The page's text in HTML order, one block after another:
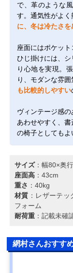
で、革のような
す。通気性がよく
に、冬は冷たさ
座面にはポケッ
ひじ掛けには、
り心地を実現。
り、モダンな雰囲
も比較的しやすい
ヴィンテージ感
あわせやすく、
の椅子としてもよ
サイズ：幅80×奥
座面高 ：43cm
重さ ：40kg
材質 ：レザーテ
フォーム
耐荷重 ：記載未確
網村さんおすす